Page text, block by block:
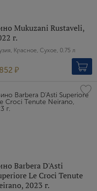
Mukuzani Rustaveli,
г.
Красное, Сухое, 0.75 л
₽
Barbera D'Asti
Le Croci Tenute
2023 г.